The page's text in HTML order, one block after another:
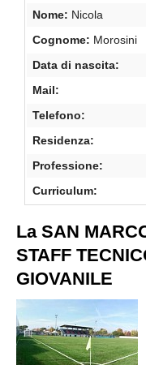
Nome: Nicola
Cognome: Morosini
Data di nascita:
Mail:
Telefono:
Residenza:
Professione:
Curriculum:
La SAN
STAFF
GIOVANILE